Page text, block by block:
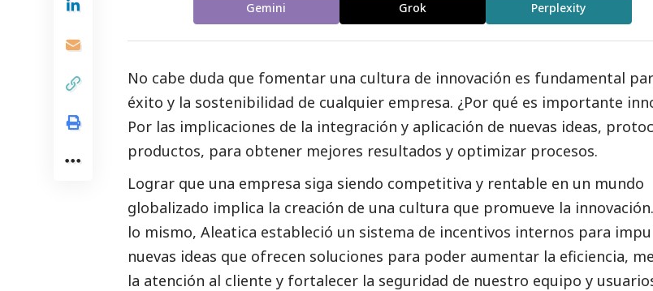
Gemini Grok Perplexity
No cabe duda que fomentar una cultura de innovación es fundamental
éxito y la sostenibilidad de cualquier empresa. ¿Por qué es importante
Por las implicaciones de la integración y aplicación de nuevas ideas,
productos, para obtener mejores resultados y optimizar procesos.
Lograr que una empresa siga siendo competitiva y rentable en un mundo
globalizado implica la creación de una cultura que promueve la
lo mismo, Aleatica estableció un sistema de incentivos internos para
nuevas ideas que ofrecen soluciones para poder aumentar la eficiencia,
la atención al cliente y fortalecer la seguridad de nuestro equipo y